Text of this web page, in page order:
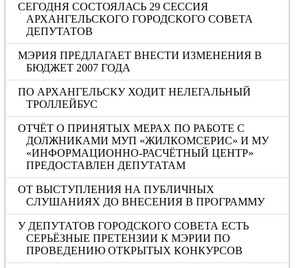
СЕГОДНЯ СОСТОЯЛАСЬ 29 СЕССИЯ
АРХАНГЕЛЬСКОГО ГОРОДСКОГО СОВЕТА
ДЕПУТАТОВ
МЭРИЯ ПРЕДЛАГАЕТ ВНЕСТИ ИЗМЕНЕНИЯ В
БЮДЖЕТ 2007 ГОДА
ПО АРХАНГЕЛЬСКУ ХОДИТ НЕЛЕГАЛЬНЫЙ
ТРОЛЛЕЙБУС
ОТЧЁТ О ПРИНЯТЫХ МЕРАХ ПО РАБОТЕ С
ДОЛЖНИКАМИ МУП «ЖИЛКОМСЕРИС» И МУ
«ИНФОРМАЦИОННО-РАСЧЁТНЫЙ ЦЕНТР»
ПРЕДОСТАВЛЕН ДЕПУТАТАМ
ОТ ВЫСТУПЛЕНИЯ НА ПУБЛИЧНЫХ
СЛУШАНИЯХ ДО ВНЕСЕНИЯ В ПРОГРАММУ
У ДЕПУТАТОВ ГОРОДСКОГО СОВЕТА ЕСТЬ
СЕРЬЁЗНЫЕ ПРЕТЕНЗИИ К МЭРИИ ПО
ПРОВЕДЕНИЮ ОТКРЫТЫХ КОНКУРСОВ